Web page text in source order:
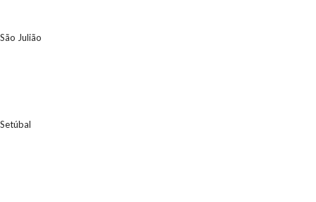
São Julião
Setúbal